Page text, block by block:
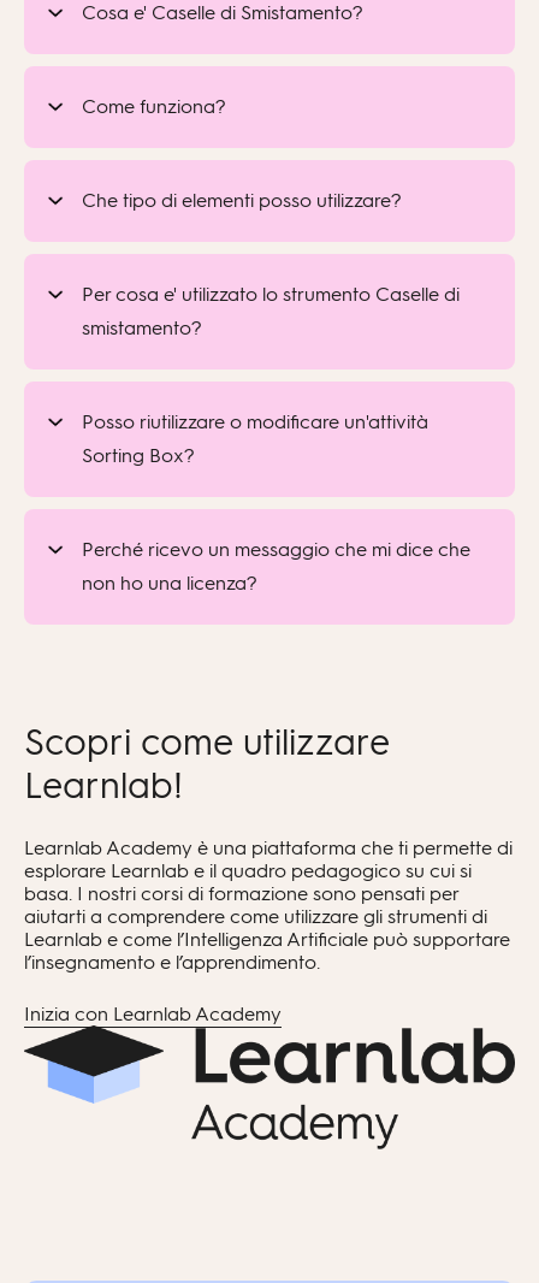
Cosa e' Caselle di Smistamento?
Come funziona?
Che tipo di elementi posso utilizzare?
Per cosa e' utilizzato lo strumento Caselle di
smistamento?
Posso riutilizzare o modificare un'attività
Sorting Box?
Perché ricevo un messaggio che mi dice che
non ho una licenza?
Scopri come utilizzare
Learnlab!
Learnlab Academy è una piattaforma che ti permette di
esplorare Learnlab e il quadro pedagogico su cui si
basa. I nostri corsi di formazione sono pensati per
aiutarti a comprendere come utilizzare gli strumenti di
Learnlab e come l’Intelligenza Artificiale può supportare
l’insegnamento e l’apprendimento.
Inizia con Learnlab Academy